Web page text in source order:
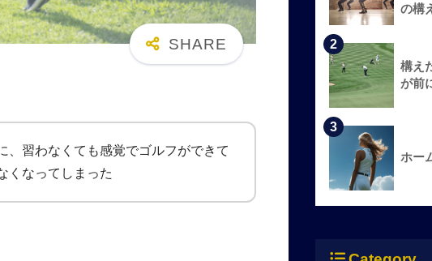
、習わなくても感覚でゴルフができて
くなってしまった
の構
2
構え
が前
3
ホー